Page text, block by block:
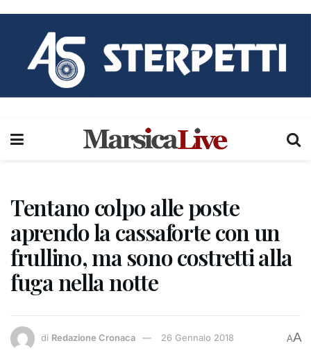
Tentano colpo alle poste
aprendo la cassaforte con un
frullino, ma sono costretti alla
fuga nella notte
di Redazione Cronaca 26 Gennaio 2018 AA